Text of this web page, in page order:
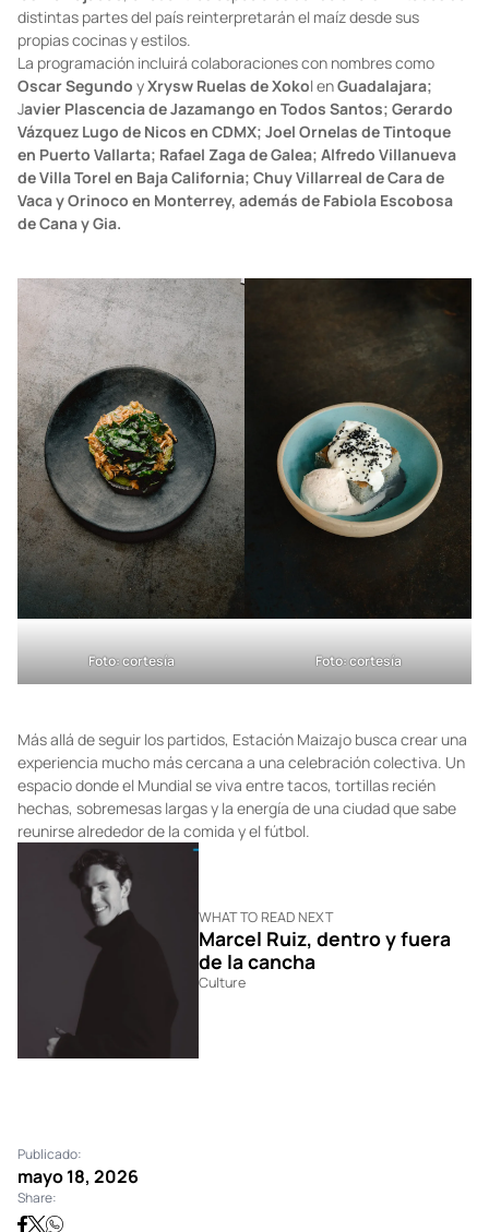
distintas partes del país reinterpretarán el maíz desde sus
propias cocinas y estilos.
La programación incluirá colaboraciones con nombres como
Oscar Segundo yXrysw Ruelas de Xokol enGuadalajara;
Javier Plascencia de Jazamango en Todos Santos; Gerardo
Vázquez Lugo de Nicos en CDMX; Joel Ornelas de Tintoque
en Puerto Vallarta; Rafael Zaga de Galea; Alfredo Villanueva
de Villa Torel en Baja California; Chuy Villarreal de Cara de
Vaca y Orinoco en Monterrey, además de Fabiola Escobosa
de Cana y Gia.
Foto: cortesía Foto: cortesía
Más allá de seguir los partidos, Estación Maizajo busca crear una
experiencia mucho más cercana a una celebración colectiva. Un
espacio donde el Mundial se viva entre tacos, tortillas recién
hechas, sobremesas largas y la energía de una ciudad que sabe
reunirse alrededor de la comida y el fútbol.
WHAT TO READ NEXT
Marcel Ruiz, dentro y fuera
de la cancha
Culture
Publicado:
mayo 18, 2026
Share: